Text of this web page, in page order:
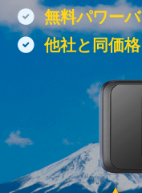
無料パワー
他社と同価格